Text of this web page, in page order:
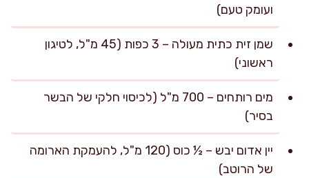
ועומק טעם)
שמן זית כתית מעולה – 3 כפות (45 מ"ל, לטיגון
ראשוני)
מים רותחים – 700 מ"ל (לכיסוי חלקי של הבשר
בסיר)
יין אדום יבש – ½ כוס (120 מ"ל, להעמקת הארומה
של הרוטב)